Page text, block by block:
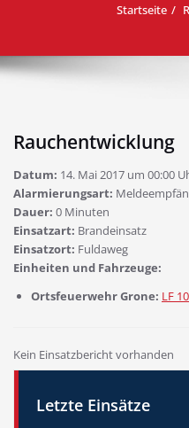
Startseite
Rauchentwicklung
Datum: 14. Mai 2017 um 00:00
Alarmierungsart:
Dauer: 0 Minuten
Einsatzart: Brandeinsatz
Einsatzort: Fuldaweg
Einheiten und Fahrzeuge:
Ortsfeuerwehr Grone: LF 10
Kein Einsatzbericht vorhanden
Letzte Einsätze